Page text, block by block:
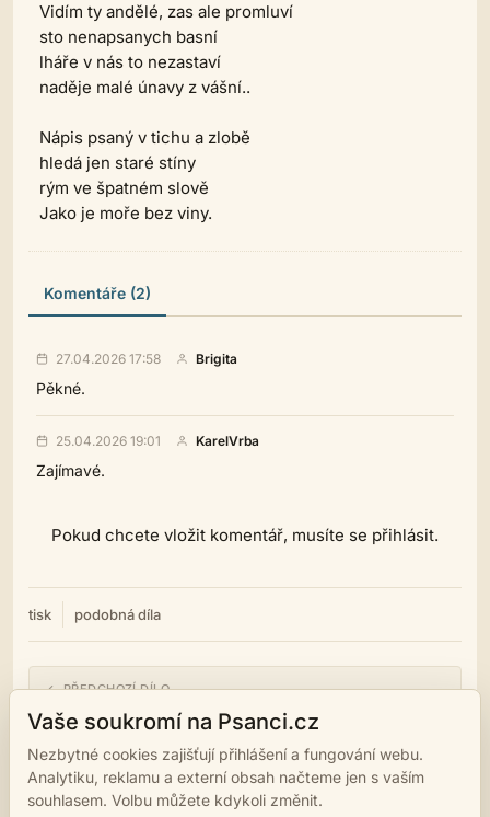
Vidím ty andělé, zas ale promluví
sto nenapsanych basní
lháře v nás to nezastaví
naděje malé únavy z vášní..
Nápis psaný v tichu a zlobě
hledá jen staré stíny
rým ve špatném slově
Jako je moře bez viny.
Komentáře (2)
27.04.2026 17:58 Brigita
Pěkné.
25.04.2026 19:01 KarelVrba
Zajímavé.
Pokud chcete vložit komentář, musíte se přihlásit.
tisk podobná díla
← PŘEDCHOZÍ DÍLO
Když se jen ty stíny ruší
NÁSLEDUJÍCÍ DÍLO →
Vaše soukromí na Psanci.cz
Nezbytné cookies zajišťují přihlášení a fungování webu.
Analytiku, reklamu a externí obsah načteme jen s vaším
souhlasem. Volbu můžete kdykoli změnit.